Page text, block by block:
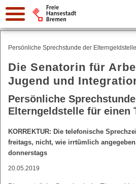
Suche:
Persönliche Sprechstunde der
Die Senatorin für
Jugend und
Persönliche
Elterngeldstelle für einen
KORREKTUR: Die telefonische
freitags, nicht, wie irrtümlich
donnerstags
20.05.2019